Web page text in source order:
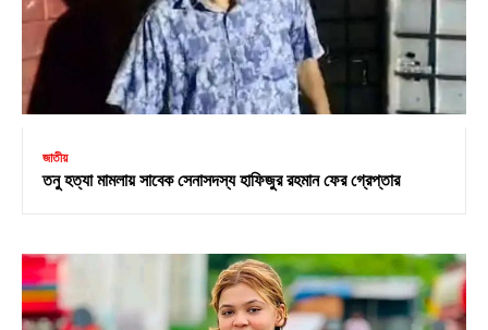
জাতীয়
তনু হত্যা মামলায় সাবেক সেনাসদস্য হাফিজুর রহমান ফের গ্রেপ্তার